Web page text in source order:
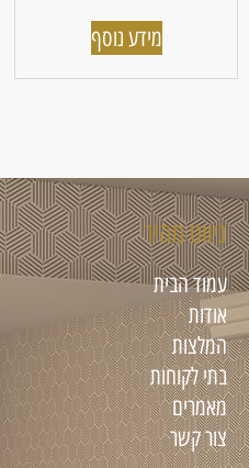
מידע נוסף
ניווט מהיר
עמוד הבית
אודות
המלצות
בתי לקוחות
מאמרים
צור קשר